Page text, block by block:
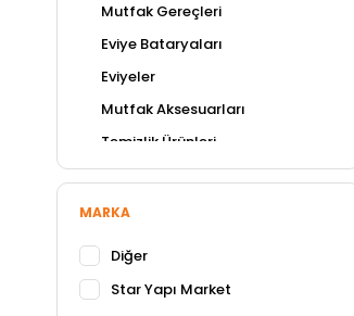
Mutfak Gereçleri
Eviye Bataryaları
Eviyeler
Mutfak Aksesuarları
Temizlik Ürünleri
Ankastre Mutfak Setleri
Aspiratör ve Davlumbazlar
Mutfak Mobilyası
Mutfak Seramikleri
MARKA
Diğer
Star Yapı Market